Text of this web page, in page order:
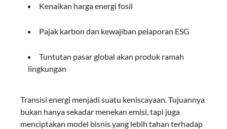
Kenaikan harga energi fosil
Pajak karbon dan kewajiban pelaporan ESG
Tuntutan pasar global akan produk ramah
lingkungan
Transisi energi menjadi suatu keniscayaan. Tujuannya
bukan hanya sekadar menekan emisi, tapi juga
menciptakan model bisnis yang lebih tahan terhadap